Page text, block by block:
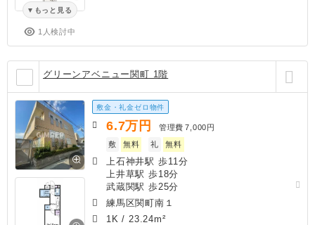
もっと見る
1人検討中
グリーンアベニュー関町 1階
敷金・礼金ゼロ物件
6.7万円 管理費 7,000円
敷
無料 礼 無料
上石神井駅 歩11分
上井草駅 歩18分
武蔵関駅 歩25分
練馬区関町南１
1K / 23.24m²